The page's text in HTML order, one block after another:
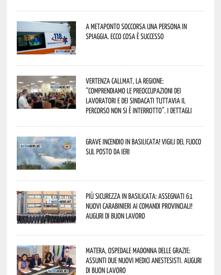
A Metaponto soccorsa una persona in
spiaggia. Ecco cosa è successo
Vertenza CallMat, la Regione:
“comprendiamo le preoccupazioni dei
lavoratori e dei sindacati tuttavia il
percorso non si è interrotto”. I dettagli
Grave incendio in Basilicata! Vigili del fuoco
sul posto da ieri
Più sicurezza in Basilicata: assegnati 61
nuovi Carabinieri ai Comandi provinciali!
Auguri di buon lavoro
Matera, Ospedale Madonna delle Grazie:
assunti due nuovi medici anestesisti. Auguri
di buon lavoro